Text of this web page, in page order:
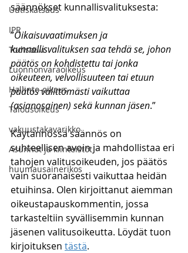
Uutiskatsaus
IPR
Todistelu
Luonnonvaraoikeus
Hallinto-oikeus
Talousoikeus
vakuustakavarikko
Asunnot ja kiinteistöt
huumausainerikos
säännökset kunnallisvalituksesta:
”Oikaisuvaatimuksen ja
kunnallisvalituksen saa tehdä se, johon
päätös on kohdistettu tai jonka
oikeuteen, velvollisuuteen tai etuun
päätös välittömästi vaikuttaa
(asianosainen) sekä kunnan jäsen.”
Käytännössä säännös on
suhteellisen avoin ja mahdollistaa eri
tahojen valitusoikeuden, jos päätös
vain suoranaisesti vaikuttaa heidän
etuihinsa. Olen kirjoittanut aiemman
oikeustapauskommentin, jossa
tarkasteltiin syvällisemmin kunnan
jäsenen valitusoikeutta. Löydät tuon
kirjoituksen tästä.